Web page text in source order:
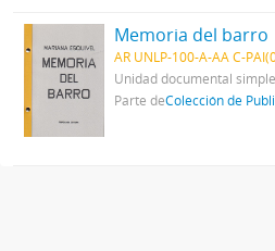
Memoria del barro
AR UNLP-100-A-AA C-
Unidad documental simple
Parte deColección de